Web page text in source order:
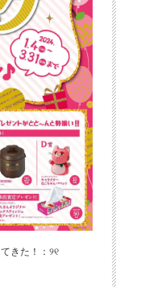
きた！：୨୧